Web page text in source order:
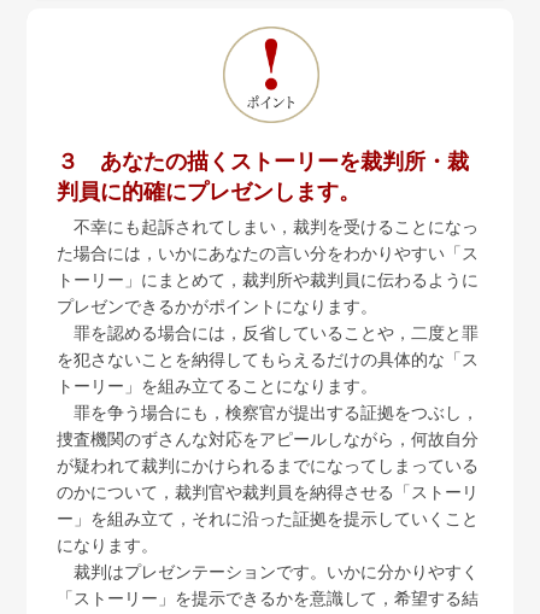
３ あなたの描くストーリーを裁判所・裁
判員に的確にプレゼンします。
不幸にも起訴されてしまい，裁判を受けることになっ
た場合には，いかにあなたの言い分をわかりやすい「ス
トーリー」にまとめて，裁判所や裁判員に伝わるように
プレゼンできるかがポイントになります。
罪を認める場合には，反省していることや，二度と罪
を犯さないことを納得してもらえるだけの具体的な「ス
トーリー」を組み立てることになります。
罪を争う場合にも，検察官が提出する証拠をつぶし，
捜査機関のずさんな対応をアピールしながら，何故自分
が疑われて裁判にかけられるまでになってしまっている
のかについて，裁判官や裁判員を納得させる「ストーリ
ー」を組み立て，それに沿った証拠を提示していくこと
になります。
裁判はプレゼンテーションです。いかに分かりやすく
「ストーリー」を提示できるかを意識して，希望する結